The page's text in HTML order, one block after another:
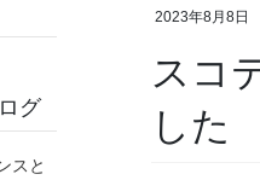
2023年8月8日
スコ
した
グ
スと